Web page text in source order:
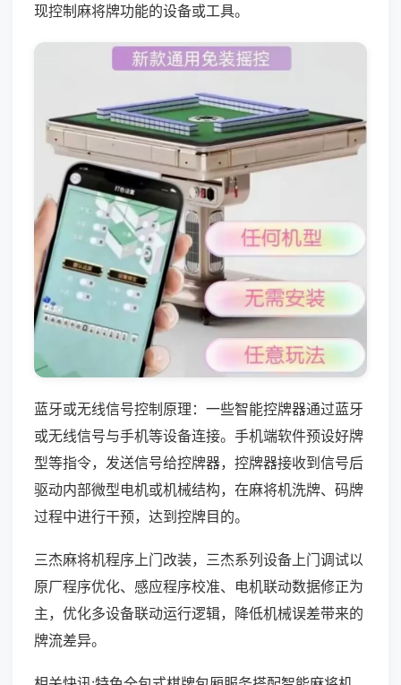
现控制麻将牌功能的设备或工具。
蓝牙或无线信号控制原理：一些智能控牌器通过蓝牙
或无线信号与手机等设备连接。手机端软件预设好牌
型等指令，发送信号给控牌器，控牌器接收到信号后
驱动内部微型电机或机械结构，在麻将机洗牌、码牌
过程中进行干预，达到控牌目的。
三杰麻将机程序上门改装，三杰系列设备上门调试以
原厂程序优化、感应程序校准、电机联动数据修正为
主，优化多设备联动运行逻辑，降低机械误差带来的
牌流差异。